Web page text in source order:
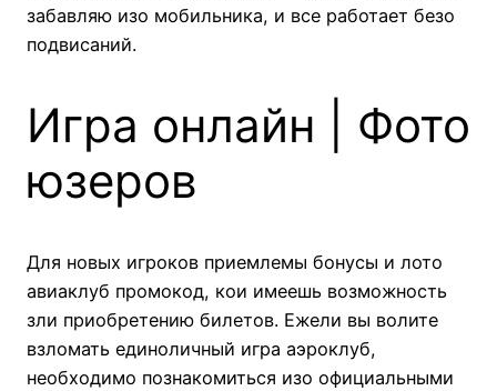
забавляю изо мобильника, и все работает безо
подвисаний.
Игра онлайн | Фото
юзеров
Для новых игроков приемлемы бонусы и лото
авиаклуб промокод, кои имеешь возможность
зли приобретению билетов. Ежели вы волите
взломать единоличный игра аэроклуб,
необходимо познакомиться изо официальными